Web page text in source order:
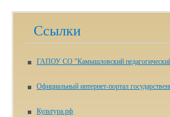
Ссылки
ГАПОУ СО "Камышловский
Официальный интернет-портал
Культура.рф